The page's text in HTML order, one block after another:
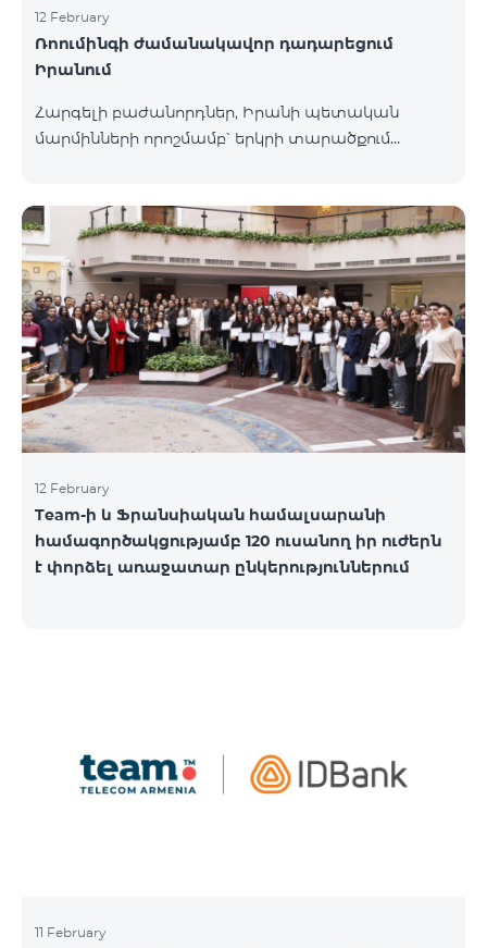
12 February
Ռոումինգի ժամանակավոր դադարեցում
Իրանում
Հարգելի բաժանորդներ, Իրանի պետական
մարմինների որոշմամբ՝ երկրի տարածքում
դադարեցվել են։ Իրադարձությունների
վերաբերյալ լրացուցիչ տեղեկատվություն
կտրամադրվի իրավիճակի փոփոխության
դեպքում։ Շնորհակալություն ըմբռնման համար։
12 February
Team-ի և Ֆրանսիական համալսարանի
համագործակցությամբ 120 ուսանող իր ուժերն
է փորձել առաջատար ընկերություններում
11 February